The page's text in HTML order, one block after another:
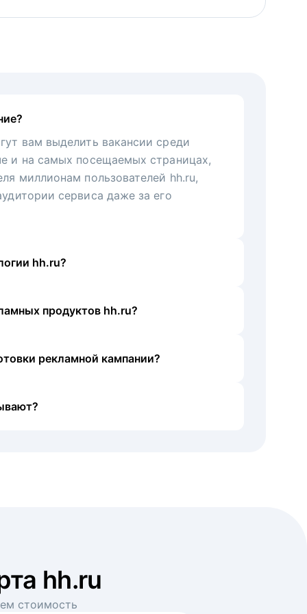
вам выделить вакансии среди
и на самых посещаемых страницах,
миллионам пользователей hh.ru,
сервиса даже за его
hh.ru?
продуктов hh.ru?
рекламной кампании?
hh.ru
стоимость